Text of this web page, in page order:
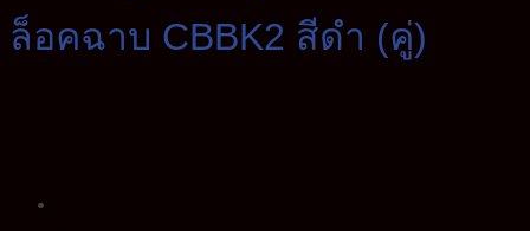
ล็อคฉาบ CBBK2 สีดำ (คู่)